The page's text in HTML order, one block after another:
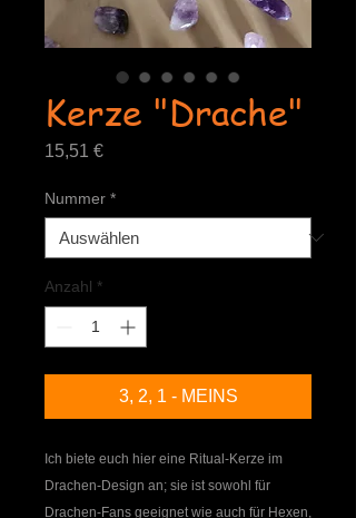
Kerze "Drache"
15,51 €Preis
Nummer *
Anzahl *
3, 2, 1 - MEINS
Ich biete euch hier eine Ritual-Kerze im
Drachen-Design an; sie ist sowohl für
Drachen-Fans geeignet wie auch für Hexen,